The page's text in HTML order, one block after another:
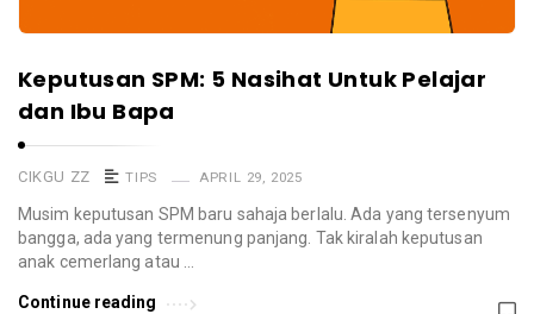
Keputusan SPM: 5 Nasihat Untuk Pelajar
dan Ibu Bapa
CIKGU ZZ TIPS APRIL 29, 2025
Musim keputusan SPM baru sahaja berlalu. Ada yang tersenyum
bangga, ada yang termenung panjang. Tak kiralah keputusan
anak cemerlang atau …
Continue reading